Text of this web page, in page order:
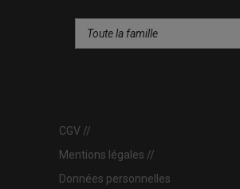
CGV
Mentions légales
Données personnelles